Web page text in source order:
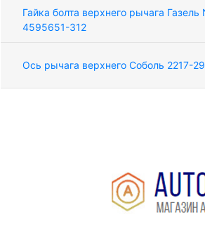
Гайка болта верхнего рычага Газель
4595651-312
Ось рычага верхнего Соболь 2217-